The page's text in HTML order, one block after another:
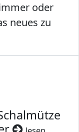
oder
neues zu